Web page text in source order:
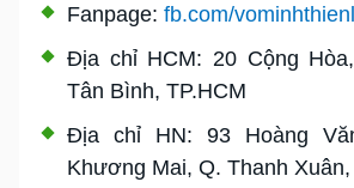
Fanpage: fb.com/
Địa chỉ HCM: 20 Cộng
Tân Bình, TP.HCM
Địa chỉ HN: 93 Hoàng
Khương Mai, Q. Thanh